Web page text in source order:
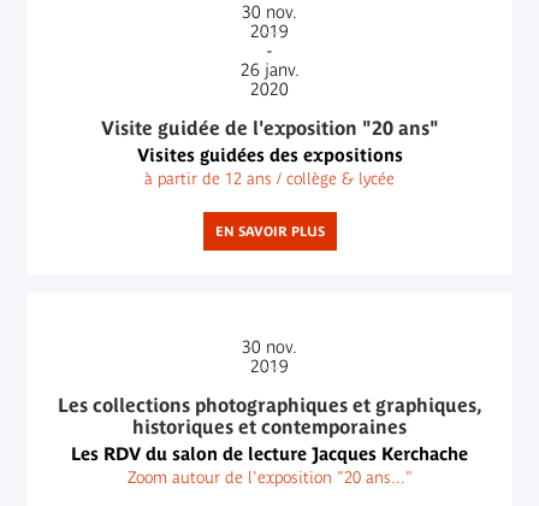
30 nov.
2019
-
26 janv.
2020
Visite guidée de l'exposition "20 ans"
Visites guidées des expositions
à partir de 12 ans / collège & lycée
EN SAVOIR PLUS
30 nov.
2019
Les collections photographiques et graphiques,
historiques et contemporaines
Les RDV du salon de lecture Jacques Kerchache
Zoom autour de l'exposition "20 ans..."